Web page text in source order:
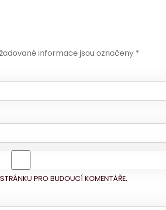
informace jsou označeny *
PRO BUDOUCÍ KOMENTÁŘE.